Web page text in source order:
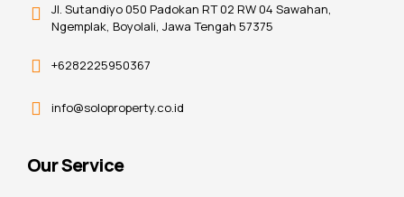
Jl. Sutandiyo 050 Padokan RT 02 RW 04 Sawahan,
Ngemplak, Boyolali, Jawa Tengah 57375
+6282225950367
info@soloproperty.co.id
Our Service